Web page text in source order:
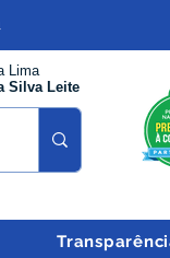
Lima
Silva Leite